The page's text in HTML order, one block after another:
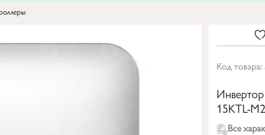
Код товара:
15KTL-M2
Все